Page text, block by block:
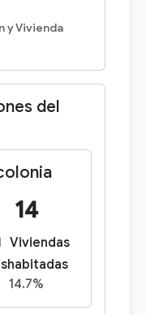
y Vivienda
del
14
Viviendas
14.7%